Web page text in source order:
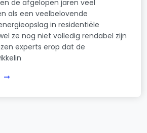
de afgelopen jaren veel
als een veelbelovende
in residentiële
ze nog niet volledig rendabel zijn
experts erop dat de